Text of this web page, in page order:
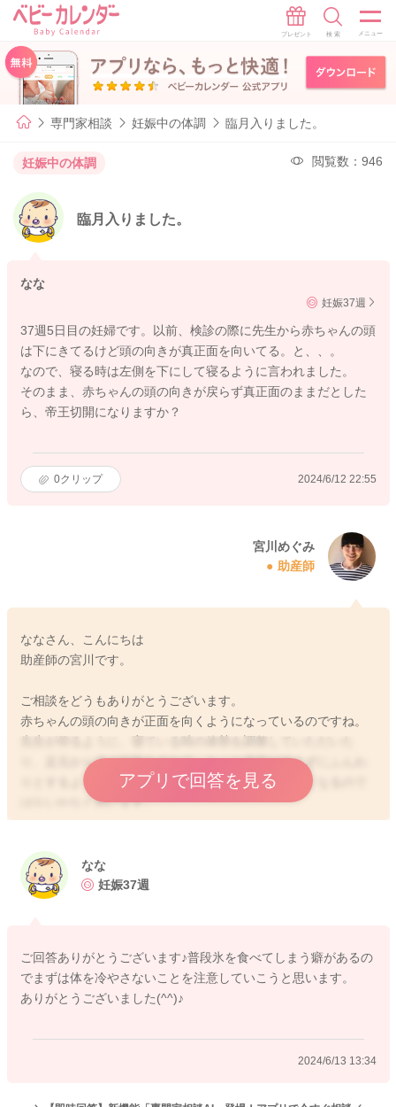
専門家相談 妊娠中の体調 臨月入りました。
妊娠中の体調 閲覧数：946
臨月入りました。
なな
妊娠37週
37週5日目の妊婦です。以前、検診の際に先生から赤ちゃんの頭
は下にきてるけど頭の向きが真正面を向いてる。と、、。
なので、寝る時は左側を下にして寝るように言われました。
そのまま、赤ちゃんの頭の向きが戻らず真正面のままだとした
ら、帝王切開になりますか？
0クリップ 2024/6/12 22:55
宮川めぐみ
助産師
ななさん、こんにちは
助産師の宮川です。
ご相談をどうもありがとうございます。
赤ちゃんの頭の向きが正面を向くようになっているのですね。
り、足元から冷え対策をされて、もっと子宮が冷えずにふんわ
りとするようにしてみていただくと、より回りやすくなるので
はないかなと思います。
子宮は筋肉でできていることもあり、冷えていると硬くなるこ
ォーマーを履くようにされることでもふんわりとした子宮にな
ります。
陣痛がきたことでも回ることもあります。なので今後も経過を
見ていかれるといいと思いますよ。
まった時には、帝王切開ということもあるかもしれません。
アプリで回答を見る
なな
妊娠37週
ご回答ありがとうございます♪普段氷を食べてしまう癖があるの
でまずは体を冷やさないことを注意していこうと思います。
ありがとうございました(^^)♪
2024/6/13 13:34